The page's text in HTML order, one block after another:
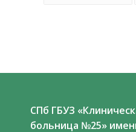
СПб ГБУЗ
больница №25»